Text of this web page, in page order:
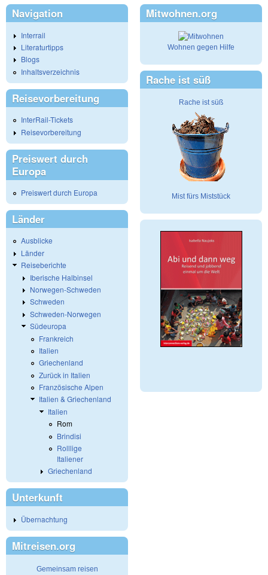
Navigation
Interrail
Literaturtipps
Blogs
Inhaltsverzeichnis
Reisevorbereitung
InterRail-Tickets
Reisevorbereitung
Preiswert durch
Europa
Preiswert durch Europa
Länder
Ausblicke
Länder
Reiseberichte
Iberische Halbinsel
Norwegen-Schweden
Schweden
Schweden-Norwegen
Südeuropa
Frankreich
Italien
Griechenland
Zurück in Italien
Französische Alpen
Italien & Griechenland
Italien
Rom
Brindisi
Rolllige
Italiener
Griechenland
Unterkunft
Übernachtung
Mitreisen.org
Gemeinsam reisen
Mitwohnen.org
Wohnen gegen Hilfe
Rache ist süß
Rache ist süß
Mist fürs Miststück